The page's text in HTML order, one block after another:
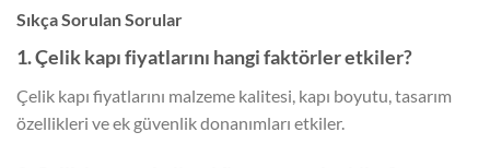
Sıkça Sorulan Sorular
1. Çelik kapı fiyatlarını hangi faktörler etkiler?
Çelik kapı fiyatlarını malzeme kalitesi, kapı boyutu, tasarım
özellikleri ve ek güvenlik donanımları etkiler.